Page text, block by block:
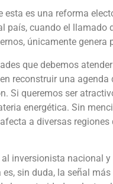
esta es una reforma
país, cuando el llamado
únicamente genera
que debemos
reconstruir una
Si queremos ser
energética. Sin
a diversas
inversionista nacional
sin duda, la señal